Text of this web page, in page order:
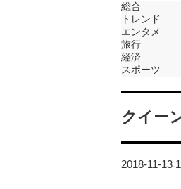
総合
トレンド
エンタメ
旅行
経済
スポーツ
クイー
2018-11-13